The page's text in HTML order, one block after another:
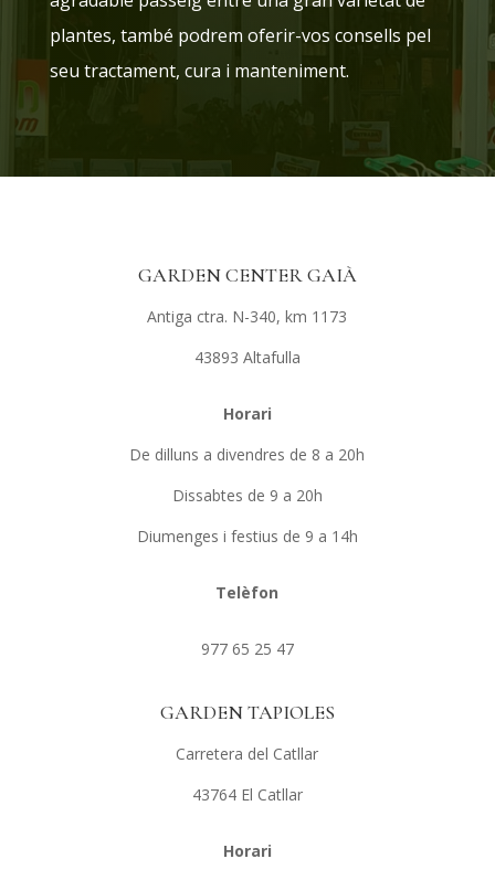
plantes, també podrem oferir-vos consells pel
seu tractament, cura i manteniment.
GARDEN CENTER GAIÀ
Antiga ctra. N-340, km 1173
43893 Altafulla
Horari
De dilluns a divendres de 8 a 20h
Dissabtes de 9 a 20h
Diumenges i festius de 9 a 14h
Telèfon
977 65 25 47
GARDEN TAPIOLES
Carretera del Catllar
43764 El Catllar
Horari